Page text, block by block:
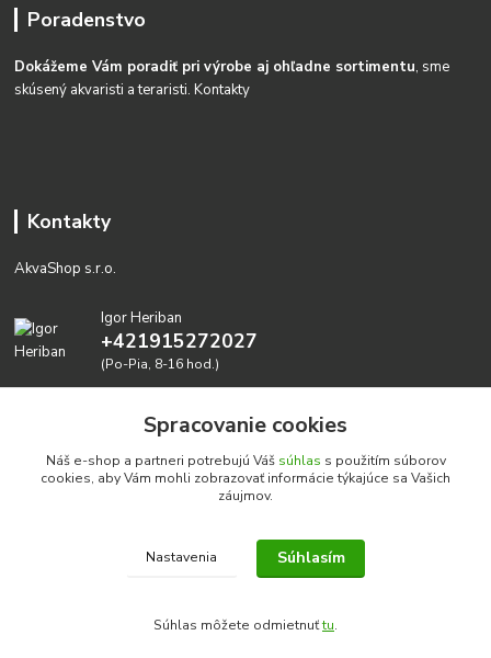
Poradenstvo
Dokážeme Vám poradiť pri výrobe aj ohľadne sortimentu, sme
skúsený akvaristi a teraristi.Kontakty
Kontakty
AkvaShop s.r.o.
Igor Heriban
+421915272027
(Po-Pia, 8-16 hod.)
Realizujeme prírodné akvária: AkvaShop s.r.o. • IBAN:
SK3911000000002947087849
Spracovanie cookies
Náš e-shop a partneri potrebujú Váš súhlas s použitím súborov
cookies, aby Vám mohli zobrazovať informácie týkajúce sa Vašich
záujmov.
Nastavenia Súhlasím
Súhlas môžete odmietnuťtu.